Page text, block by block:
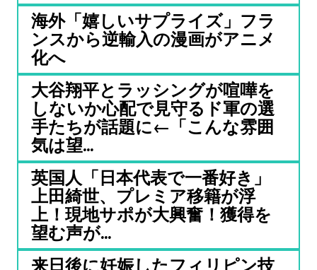
海外「嬉しいサプライズ」フラ
ンスから逆輸入の漫画がアニメ
化へ
大谷翔平とラッシングが喧嘩を
しないか心配で見守るド軍の選
手たちが話題に←「こんな雰囲
気は望...
英国人「日本代表で一番好き」
上田綺世、プレミア移籍が浮
上！現地サポが大興奮！獲得を
望む声が...
来日後に妊娠したフィリピン技